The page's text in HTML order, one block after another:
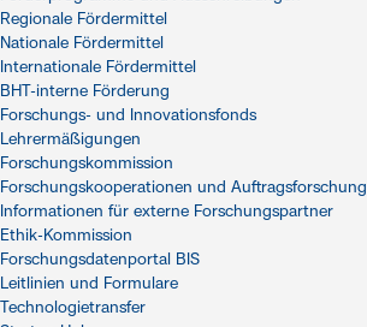
Regionale Fördermittel
Nationale Fördermittel
Internationale Fördermittel
BHT-interne Förderung
Forschungs- und Innovationsfonds
Lehrermäßigungen
Forschungskommission
Forschungskooperationen und Auftragsforschung
Informationen für externe Forschungspartner
Ethik-Kommission
Forschungsdatenportal BIS
Leitlinien und Formulare
Technologietransfer